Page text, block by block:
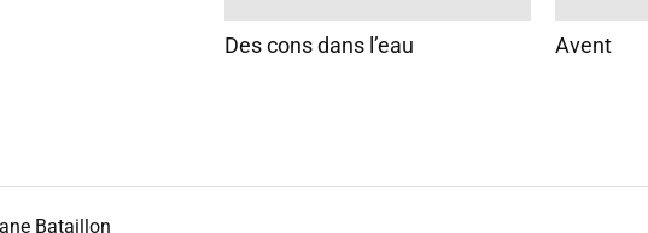
Des cons dans l’eau Avent
Bataillon